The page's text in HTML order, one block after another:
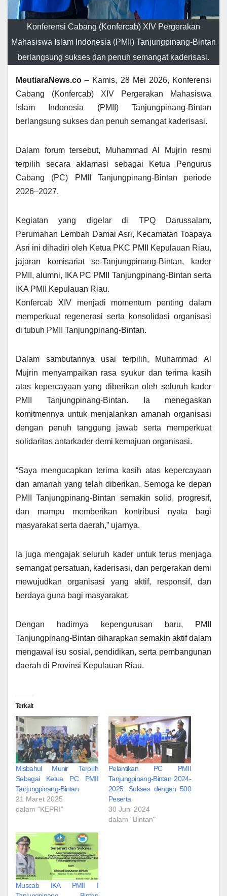
Konferensi Cabang (Konfercab) XIV Pergerakan
Mahasiswa Islam Indonesia (PMII) Tanjungpinang-Bintan
berlangsung sukses dan penuh semangat kaderisasi.
MeutiaraNews.co – Kamis, 28 Mei 2026, Konferensi
Cabang (Konfercab) XIV Pergerakan Mahasiswa
Islam Indonesia (PMII) Tanjungpinang-Bintan
berlangsung sukses dan penuh semangat kaderisasi.
Dalam forum tersebut, Muhammad Al Mujrin resmi
terpilih secara aklamasi sebagai Ketua Pengurus
Cabang (PC) PMII Tanjungpinang-Bintan periode
2026–2027.
Kegiatan yang digelar di TPQ Darussalam,
Perumahan Lembah Damai Asri, Kecamatan Toapaya
Asri ini dihadiri oleh Ketua PKC PMII Kepulauan Riau,
jajaran komisariat se-Tanjungpinang-Bintan, kader
PMII, alumni, IKA PC PMII Tanjungpinang-Bintan serta
IKA PMII Kepulauan Riau.
Konfercab XIV menjadi momentum penting dalam
memperkuat regenerasi serta konsolidasi organisasi
di tubuh PMII Tanjungpinang-Bintan.
Dalam sambutannya usai terpilih, Muhammad Al
Mujrin menyampaikan rasa syukur dan terima kasih
atas kepercayaan yang diberikan oleh seluruh kader
PMII Tanjungpinang-Bintan. Ia menegaskan
komitmennya untuk menjalankan amanah organisasi
dengan penuh tanggung jawab serta memperkuat
solidaritas antarkader demi kemajuan organisasi.
“Saya mengucapkan terima kasih atas kepercayaan
dan amanah yang telah diberikan. Semoga ke depan
PMII Tanjungpinang-Bintan semakin solid, progresif,
dan mampu memberikan kontribusi nyata bagi
masyarakat serta daerah,” ujarnya.
Ia juga mengajak seluruh kader untuk terus menjaga
semangat persatuan, kaderisasi, dan pergerakan demi
mewujudkan organisasi yang aktif, responsif, dan
berdaya guna bagi masyarakat.
Dengan hadirnya kepengurusan baru, PMII
Tanjungpinang-Bintan diharapkan semakin aktif dalam
mengawal isu sosial, pendidikan, serta pembangunan
daerah di Provinsi Kepulauan Riau.
Terkait
Misbahul Munir Terpilih
Sebagai Ketua PC PMII
Tanjungpinang-Bintan
21 Maret 2025
dalam "KEPRI"
Pelantikan PC PMII
Tanjungpinang-Bintan 2024-
2025: Sukses dengan 500
Peserta
30 Juni 2024
dalam "Bintan"
Muscab IKA PMII I